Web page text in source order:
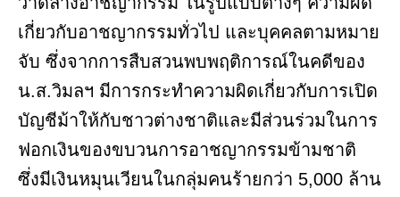
เกี่ยวกับอาชญากรรมทั่วไป และบุคคลตามหมาย
จับ ซึ่งจากการสืบสวนพบพฤติการณ์ในคดีของ
น.ส.วิมลฯ มีการกระทำความผิดเกี่ยวกับการเปิด
บัญชีม้าให้กับชาวต่างชาติและมีส่วนร่วมในการ
ฟอกเงินของขบวนการอาชญากรรมข้ามชาติ
ซึ่งมีเงินหมุนเวียนในกลุ่มคนร้ายกว่า 5,000 ล้าน